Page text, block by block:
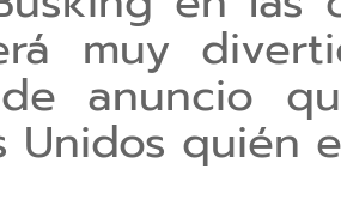
muy
anuncio
Unidos quién